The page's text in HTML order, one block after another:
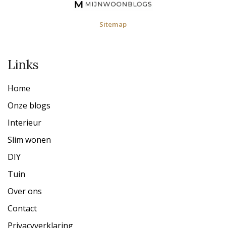
Sitemap
Links
Home
Onze blogs
Interieur
Slim wonen
DIY
Tuin
Over ons
Contact
Privacyverklaring